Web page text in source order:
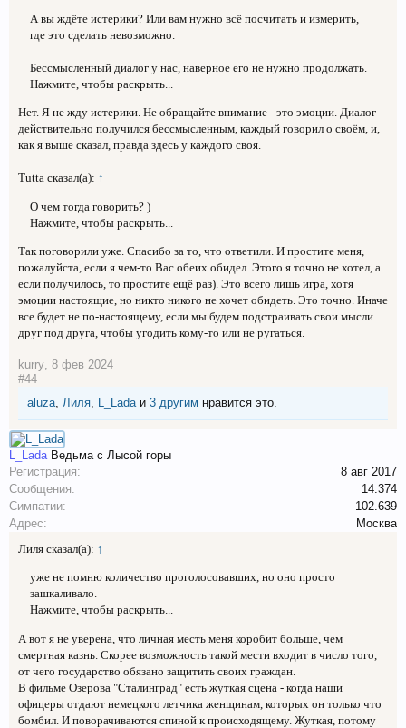
А вы ждёте истерики? Или вам нужно всё посчитать и измерить,
где это сделать невозможно.
Бессмысленный диалог у нас, наверное его не нужно продолжать.
Нажмите, чтобы раскрыть...
Нет. Я не жду истерики. Не обращайте внимание - это эмоции. Диалог
действительно получился бессмысленным, каждый говорил о своём, и,
как я выше сказал, правда здесь у каждого своя.
Tutta сказал(а): ↑
О чем тогда говорить? )
Нажмите, чтобы раскрыть...
Так поговорили уже. Спасибо за то, что ответили. И простите меня,
пожалуйста, если я чем-то Вас обеих обидел. Этого я точно не хотел, а
если получилось, то простите ещё раз). Это всего лишь игра, хотя
эмоции настоящие, но никто никого не хочет обидеть. Это точно. Иначе
все будет не по-настоящему, если мы будем подстраивать свои мысли
друг под друга, чтобы угодить кому-то или не ругаться.
kurry 8 фев 2024
#44
aluza Лиля L_Lada и 3 другим нравится это.
L_Lada Ведьма с Лысой горы
Регистрация:
8 авг 2017
Сообщения:
14.374
Симпатии:
102.639
Адрес:
Москва
Лиля сказал(а): ↑
уже не помню количество проголосовавших, но оно просто
зашкаливало.
Нажмите, чтобы раскрыть...
А вот я не уверена, что личная месть меня коробит больше, чем
смертная казнь. Скорее возможность такой мести входит в число того,
от чего государство обязано защитить своих граждан.
В фильме Озерова "Сталинград" есть жуткая сцена - когда наши
офицеры отдают немецкого летчика женщинам, которых он только что
бомбил. И поворачиваются спиной к происходящему. Жуткая, потому